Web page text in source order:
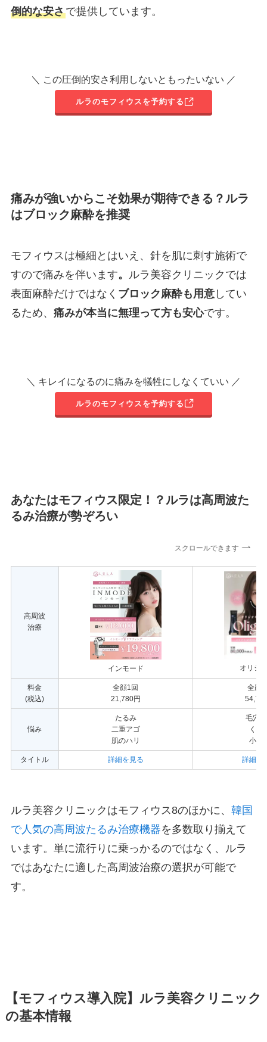
倒的な安さで提供しています。
＼ この圧倒的安さ利用しないともったいない ／
ルラのモフィウスを予約する
痛みが強いからこそ効果が期待できる？ルラ
はブロック麻酔を推奨
モフィウスは極細とはいえ、針を肌に刺す施術で
すので痛みを伴います。 ルラ美容クリニックでは
表面麻酔だけではなく ブロック麻酔も用意してい
るため、 痛みが本当に無理って方も安心です。
＼ キレイになるのに痛みを犠牲にしなくていい ／
ルラのモフィウスを予約する
あなたはモフィウス限定！？ルラは高周波た
るみ治療が勢ぞろい
スクロールできます
高周波
治療
インモード オリジ
料金
(税込)
全顔1回
21,780円
全顔1
悩み
たるみ
二重アゴ
肌のハリ
毛穴
くす
小じ
タイトル 詳細を見る 詳細を
ルラ美容クリニックはモフィウス8のほかに、 韓国
で人気の高周波たるみ治療機器を多数取り揃えて
います。単に流行りに乗っかるのではなく、ルラ
ではあなたに適した高周波治療の選択が可能で
す。
【モフィウス導入院】ルラ美容クリニック
の基本情報